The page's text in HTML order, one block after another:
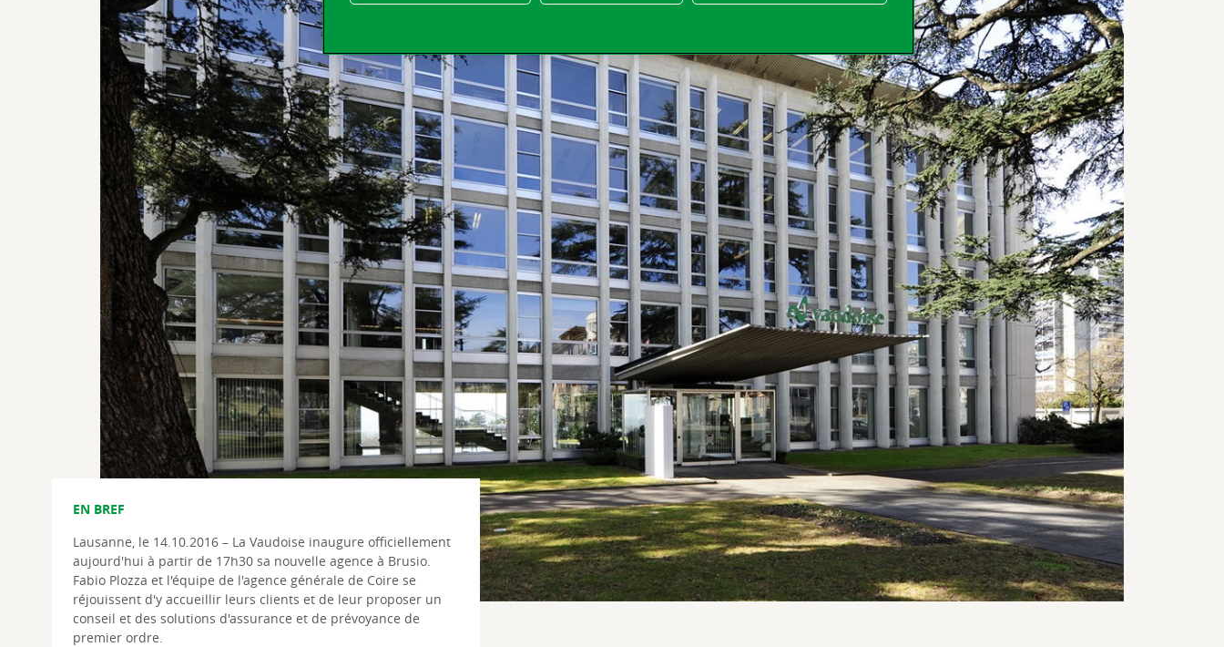
EN BREF
Lausanne, le 14.10.2016 – La Vaudoise inaugure officiellement
aujourd'hui à partir de 17h30 sa nouvelle agence à Brusio.
Fabio Plozza et l'équipe de l'agence générale de Coire se
réjouissent d'y accueillir leurs clients et de leur proposer un
conseil et des solutions d'assurance et de prévoyance de
premier ordre.